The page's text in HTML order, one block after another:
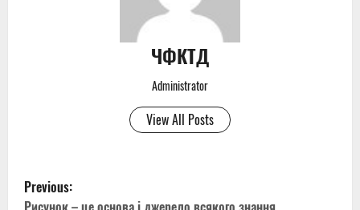
ЧФКТД
Administrator
View All Posts
P
Previous: